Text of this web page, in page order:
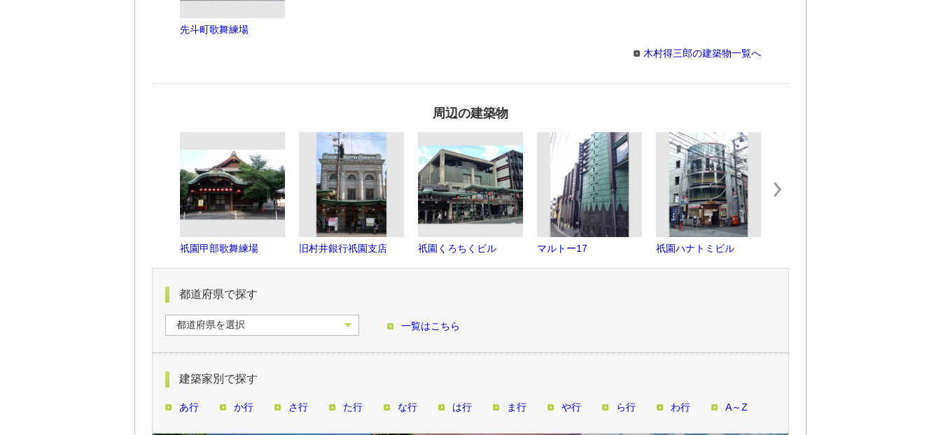
先斗町歌舞練場
木村得三郎の建築物一覧へ
周辺の建築物
祇園甲部歌舞練場 旧村井銀行祇園支店 祇園くろちくビル マルトー17 祇園ハナトミビル
都道府県で探す
一覧はこちら
建築家別で探す
あ行 か行 さ行 た行 な行 は行 ま行 や行 ら行 わ行 A～Z